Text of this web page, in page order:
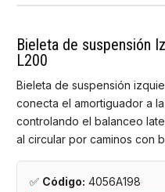
Bieleta de suspensión
L200
Bieleta de suspensión
conecta el amortiguador a
controlando el balanceo
al circular por caminos con
✅ Código: 4056A198